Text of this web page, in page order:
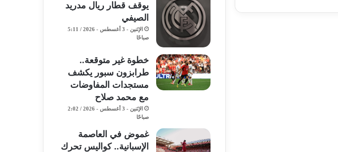
يوقف قطار ريال مدريد
الصيفي
الإثنين - 3 أغسطس - 2026 / 5:11
صباحًا
خطوة غير متوقعة..
طرابزون سبور يكشف
مستجدات المفاوضات
مع محمد صلاح
الإثنين - 3 أغسطس - 2026 / 2:02
صباحًا
غموض في العاصمة
الإسبانية.. كواليس تحرك